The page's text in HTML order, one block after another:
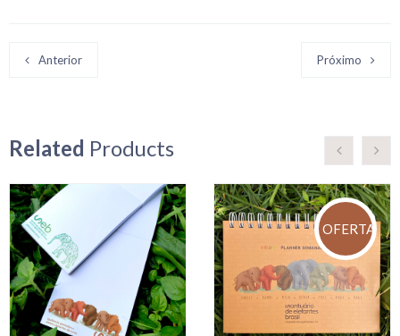
Anterior Próximo
Related Products
OFERTA!